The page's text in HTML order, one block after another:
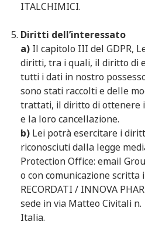
ITALCHIMICI.
Diritti dell’interessato
a) Il capitolo III del GDPR,
diritti, tra i quali, il diritto di
tutti i dati in nostro
sono stati raccolti e delle
trattati, il diritto di ottenere
e la loro cancellazione.
b) Lei potrà esercitare i
riconosciuti dalla legge
Protection Office: email
o con comunicazione scritta
RECORDATI / INNOVA
sede in via Matteo Civitali n.
Italia.